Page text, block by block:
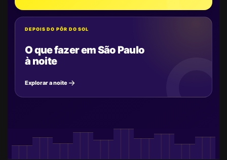
DEPOIS DO PÔR DO SOL
O que fazer em São Paulo
à noite
Explorar a noite